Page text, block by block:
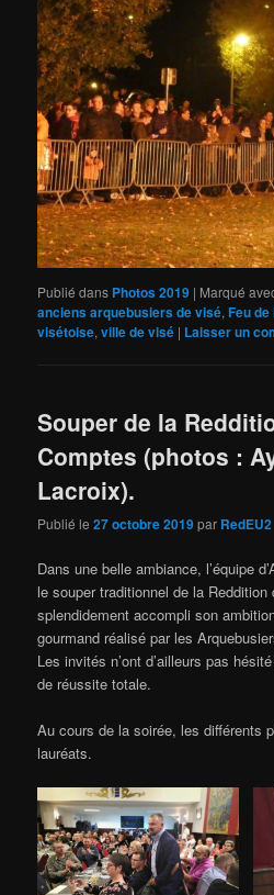
Publié dans Photos 2019 | Marqué
anciens arquebusiers de visé,Feu
visétoise,ville de visé | Laisser un
Souper de la
Comptes (photos :
Lacroix).
Publié le27 octobre 2019par RedEU2
Dans une belle ambiance, l’équipe
le souper traditionnel de la
splendidement accompli son
gourmand réalisé par les
Les invités n’ont d’ailleurs pas
de réussite totale.
Au cours de la soirée, les différents
lauréats.